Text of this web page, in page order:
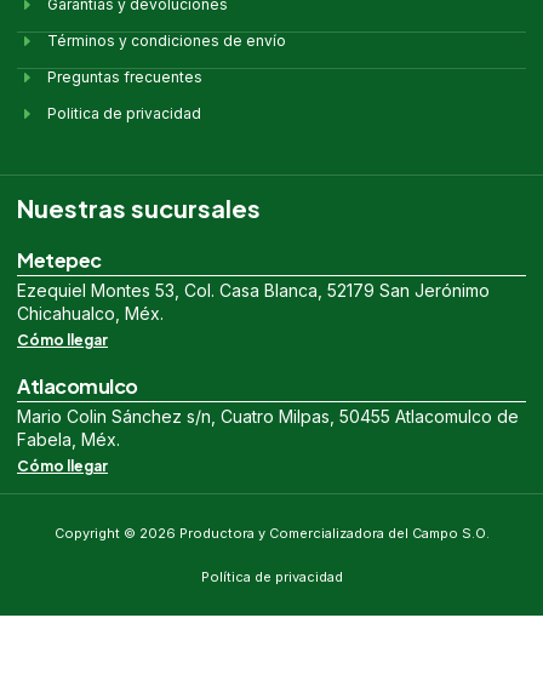
Garantías y devoluciones
Términos y condiciones de envío
Preguntas frecuentes
Politica de privacidad
Nuestras sucursales
Metepec
Ezequiel Montes 53, Col. Casa Blanca, 52179 San Jerónimo
Chicahualco, Méx.
Cómo llegar
Atlacomulco
Mario Colin Sánchez s/n, Cuatro Milpas, 50455 Atlacomulco de
Fabela, Méx.
Cómo llegar
Copyright © 2026 Productora y Comercializadora del Campo S.O.
Política de privacidad